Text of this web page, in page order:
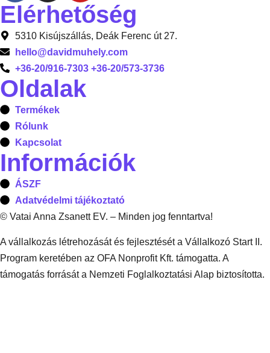
Elérhetőség
5310 Kisújszállás, Deák Ferenc út 27.
hello@davidmuhely.com
+36-20/916-7303 +36-20/573-3736
Oldalak
Termékek
Rólunk
Kapcsolat
Információk
ÁSZF
Adatvédelmi tájékoztató
© Vatai Anna Zsanett EV. – Minden jog fenntartva!
A vállalkozás létrehozását és fejlesztését a Vállalkozó Start II.
Program keretében az OFA Nonprofit Kft. támogatta. A
támogatás forrását a Nemzeti Foglalkoztatási Alap biztosította.